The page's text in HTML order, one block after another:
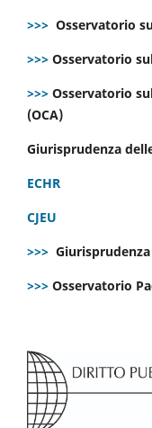
>>> Osservatorio
>>> Osservatorio
>>> Osservatorio
(OCA)
Giurisprudenza
ECHR
CJEU
>>>
>>> Osservatorio